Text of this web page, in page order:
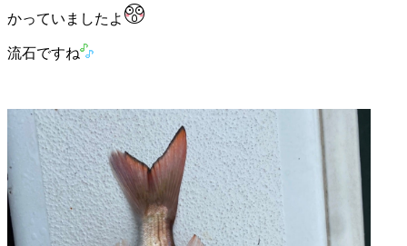
かっていましたよ
流石ですね